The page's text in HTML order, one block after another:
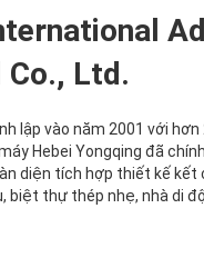
Ltd.
lập vào năm 2001 với hơn
Hebei Yongqing đã
diện tích hợp thiết kế kết
biệt thự thép nhẹ, nhà di